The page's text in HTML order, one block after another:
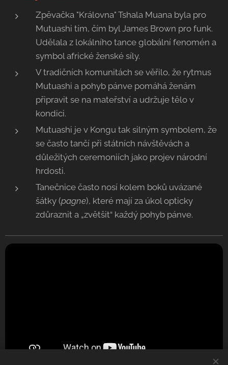
Zpěvačka "Královna" Tshala Muana byla pro
Mutuashi tím, čím byl James Brown pro funk.
Udělala z lokálního tance globální fenomén a
symbol africké ženské síly.
V tradičních komunitách se věřilo, že rytmus
Mutuashi a pohyb pánve pomáhá ženám
připravit se na mateřství a udržuje tělo v
kondici.
​Mutuashi je v Kongu tak silným symbolem, že
se často tančí při státních návštěvách a
důležitých ceremoniích jako projev národní
hrdosti.
​Tanečnice často nosí kolem boků uvázané
šátky (pagne), které mají za úkol opticky
zdůraznit a „zvětšit“ každý pohyb pánve.